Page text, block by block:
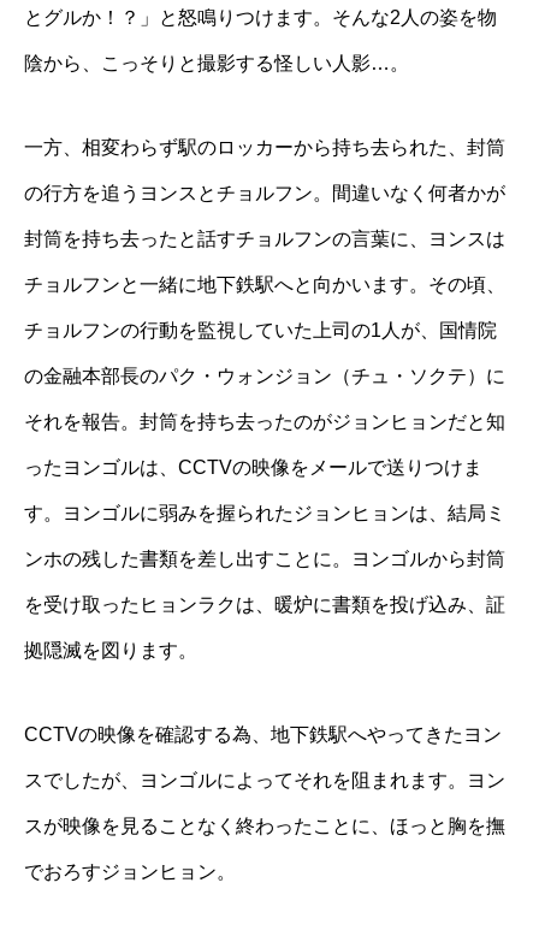
とグルか！？」と怒鳴りつけます。そんな2人の姿を物
陰から、こっそりと撮影する怪しい人影…。
一方、相変わらず駅のロッカーから持ち去られた、封筒
の行方を追うヨンスとチョルフン。間違いなく何者かが
封筒を持ち去ったと話すチョルフンの言葉に、ヨンスは
チョルフンと一緒に地下鉄駅へと向かいます。その頃、
チョルフンの行動を監視していた上司の1人が、国情院
の金融本部長のパク・ウォンジョン（チュ・ソクテ）に
それを報告。封筒を持ち去ったのがジョンヒョンだと知
ったヨンゴルは、CCTVの映像をメールで送りつけま
す。ヨンゴルに弱みを握られたジョンヒョンは、結局ミ
ンホの残した書類を差し出すことに。ヨンゴルから封筒
を受け取ったヒョンラクは、暖炉に書類を投げ込み、証
拠隠滅を図ります。
CCTVの映像を確認する為、地下鉄駅へやってきたヨン
スでしたが、ヨンゴルによってそれを阻まれます。ヨン
スが映像を見ることなく終わったことに、ほっと胸を撫
でおろすジョンヒョン。